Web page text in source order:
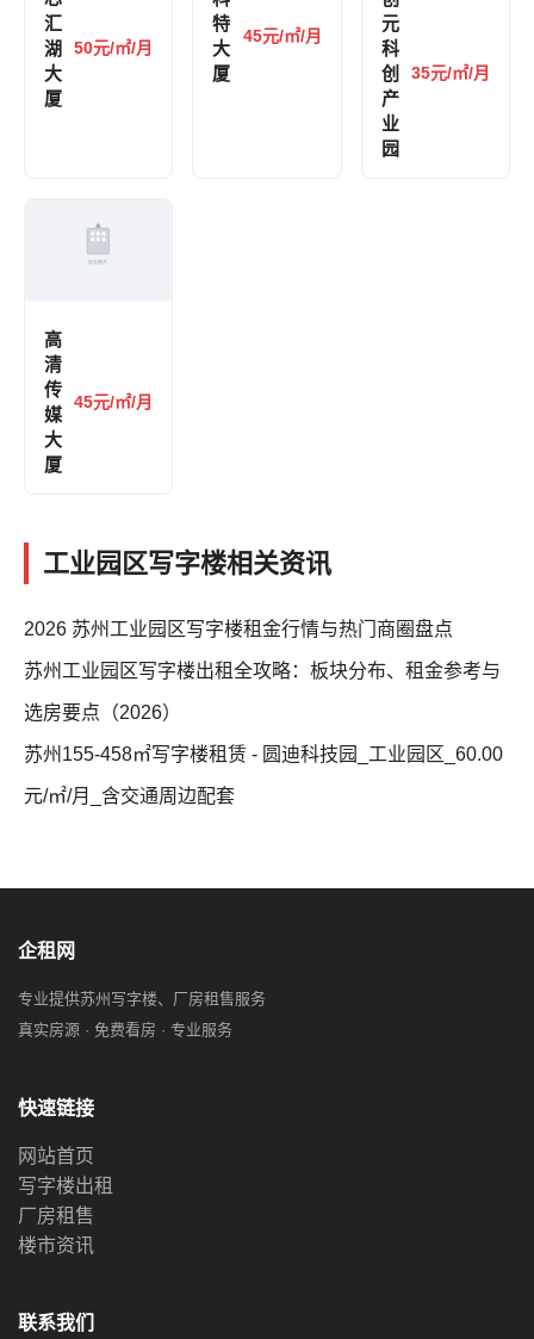
汇
湖
大
厦
50元/㎡/月
特
大
厦
45元/㎡/月
元
科
创
产
业
园
35元/㎡/月
高
清
传
媒
大
厦
45元/㎡/月
工业园区写字楼相关资讯
2026 苏州工业园区写字楼租金行情与热门商圈盘点
苏州工业园区写字楼出租全攻略：板块分布、租金参考与
选房要点（2026）
苏州155-458㎡写字楼租赁 - 圆迪科技园_工业园区_60.00
元/㎡/月_含交通周边配套
企租网
专业提供苏州写字楼、厂房租售服务
真实房源 · 免费看房 · 专业服务
快速链接
网站首页
写字楼出租
厂房租售
楼市资讯
联系我们